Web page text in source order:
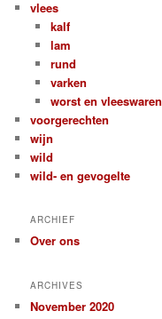
vlees
kalf
lam
rund
varken
worst en vleeswaren
voorgerechten
wijn
wild
wild- en gevogelte
ARCHIEF
Over ons
ARCHIVES
November 2020